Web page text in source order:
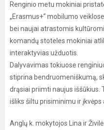
Renginio metu mokiniai
„Erasmus+“ mobilumo
bei naujai atrastomis
komandų stoteles mokiniai
interaktyvias užduotis.
Dalyvavimas tokiuose
stiprina bendruomeniškumą,
drąsiai priimti naujus iššūkius.
išliks šiltu prisiminimu ir
Anglų k. mokytojos Lina ir Živilė